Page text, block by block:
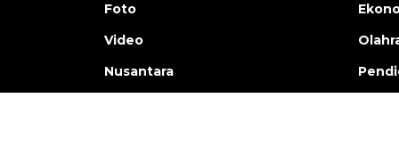
Foto
Video
Nusantara